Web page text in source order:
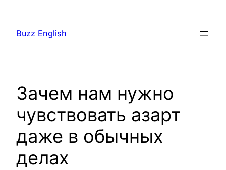
contenido
Buzz English
Зачем нам нужно
чувствовать азарт
даже в обычных
делах